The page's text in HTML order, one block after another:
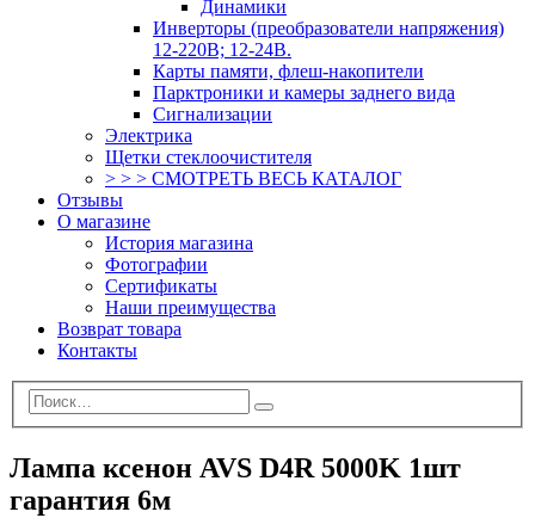
Динамики
Инверторы (преобразователи напряжения)
12-220В; 12-24В.
Карты памяти, флеш-накопители
Парктроники и камеры заднего вида
Сигнализации
Электрика
Щетки стеклоочистителя
> > > СМОТРЕТЬ ВЕСЬ КАТАЛОГ
Отзывы
О магазине
История магазина
Фотографии
Сертификаты
Наши преимущества
Возврат товара
Контакты
Лампа ксенон AVS D4R 5000K 1шт
гарантия 6м